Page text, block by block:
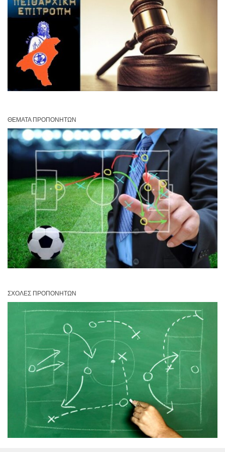
ΘΈΜΑΤΑ ΠΡΟΠΟΝΗΤΏΝ
ΣΧΟΛΈΣ ΠΡΟΠΟΝΗΤΏΝ